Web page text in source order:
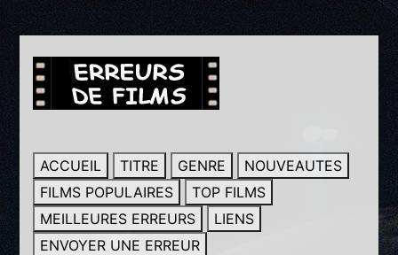
ACCUEIL TITRE GENRE
NOUVEAUTES
FILMS POPULAIRES
TOP FILMS
MEILLEURES ERREURS
LIENS
ENVOYER UNE ERREUR